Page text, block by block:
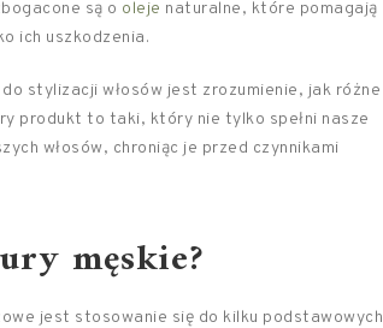
są o oleje naturalne, które pomagają
ich uszkodzenia.
stylizacji włosów jest zrozumienie, jak różne
produkt to taki, który nie tylko spełni nasze
włosów, chroniąc je przed czynnikami
męskie?
jest stosowanie się do kilku podstawowych